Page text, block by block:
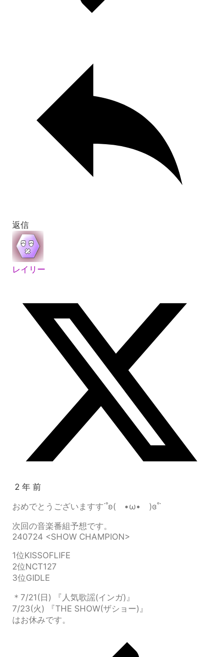
返信
レイリー
2 年 前
おめでとうございますす˙˚ʚ( •ω• )ɞ˚˙
次回の音楽番組予想です。
240724 <SHOW CHAMPION>
1位KISSOFLIFE
2位NCT127
3位GIDLE
＊7/21(日) 『人気歌謡(インガ)』
7/23(火) 『THE SHOW(ザショー)』
はお休みです。